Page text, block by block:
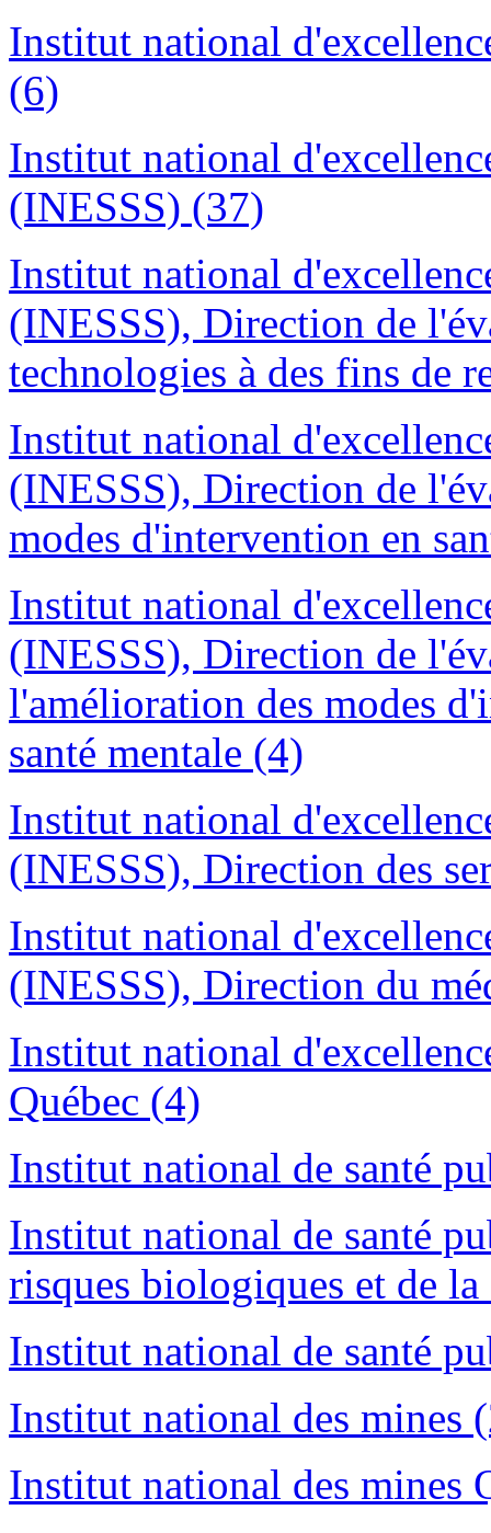
Institut national
(6)
Institut national
(INESSS) (37)
Institut national
(INESSS), Direction de
technologies à des fins de
Institut national
(INESSS), Direction de
modes d'intervention en
Institut national
(INESSS), Direction de
l'amélioration des modes
santé mentale (4)
Institut national
(INESSS), Direction des
Institut national
(INESSS), Direction du
Institut national
Québec (4)
Institut national de santé
Institut national de santé
risques biologiques et de
Institut national de santé
Institut national des mines
Institut national des mines